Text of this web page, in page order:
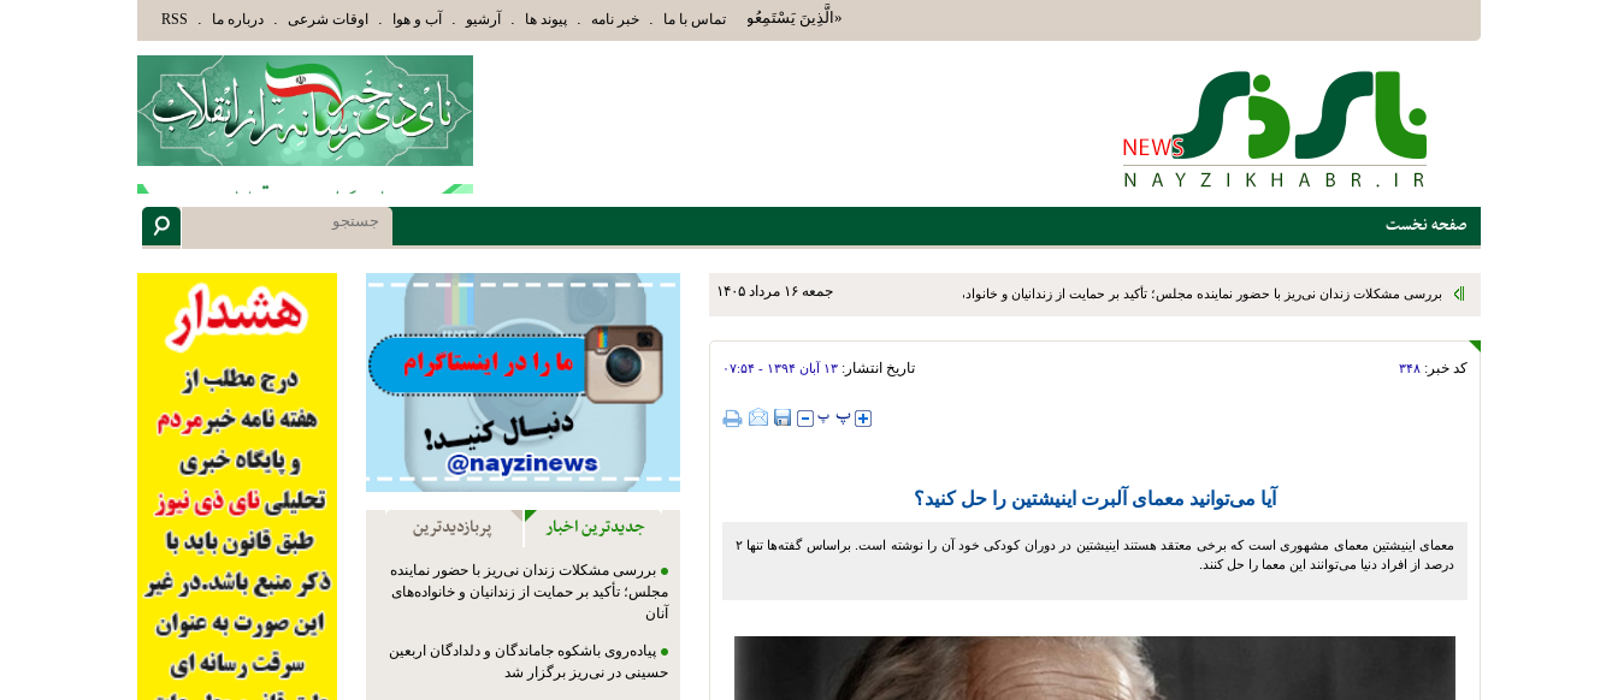
«الَّذِينَ يَسْتَمِعُونَ الْقَوْلَ فَيَتَّبِعُونَ أَحْسَنَهُ أُوْلَئِكَ الَّذِينَ هَدَاهُمُ اللَّهُ وَأُوْلَئِكَ هُمْ أُوْلُوا الْأَلْبَابِ» عاقلان هدایت یافته،حرفها را میشنوند و سپس
تماس با ما . خبر نامه . پیوند ها . آرشیو . آب و هوا . اوقات شرعی . درباره ما .
RSS
صفحه نخست
جمعه ۱۶ مرداد ۱۴۰۵ بررسی مشکلات زندان نی‌ریز با حضور نماینده مجلس؛ تأکید بر حمایت از زندانیان و خانواده‌های آنان
کد خبر: ۳۴۸ تاریخ انتشار: ۱۳ آبان ۱۳۹۴ - ۰۷:۵۴
آیا می‌توانید معمای آلبرت اینیشتین را حل کنید؟
معمای اینیشتین معمای مشهوری است که برخی معتقد هستند اینیشتین در دوران کودکی خود آن را نوشته است. براساس گفته‌ها تنها ۲
درصد از افراد دنیا می‌توانند این معما را حل کنند.
جدیدترین اخبار پربازدیدترین
بررسی مشکلات زندان نی‌ریز با حضور نماینده
مجلس؛ تأکید بر حمایت از زندانیان و خانواده‌های
آنان
پیاده‌روی باشکوه جاماندگان و دلدادگان اربعین
حسینی در نی‌ریز برگزار شد